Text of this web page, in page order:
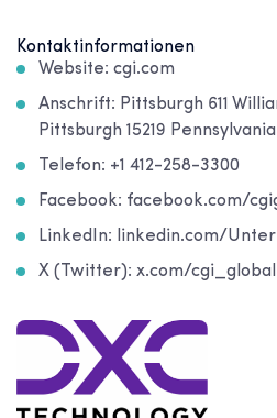
Kontaktinformationen
Website: cgi.com
Anschrift: Pittsburgh 611
Pittsburgh 15219 Pennsylvania
Telefon: +1 412-258-3300
Facebook: facebook.com/
LinkedIn: linkedin.com/
X (Twitter): x.com/cgi_global